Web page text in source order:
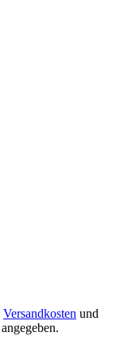
Versandkosten und